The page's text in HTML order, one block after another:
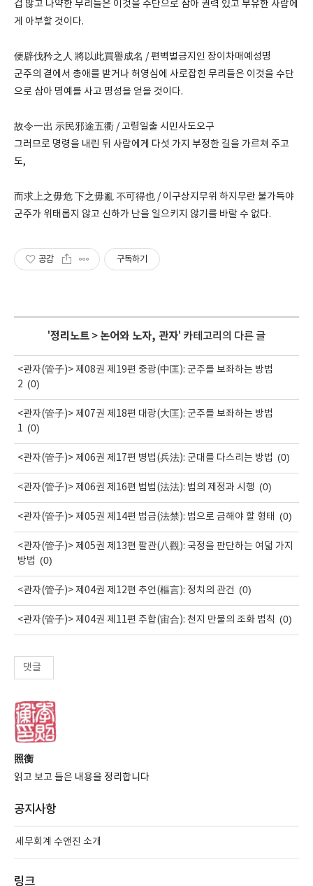
겁 많고 나약한 무리들은 이것을 수단으로 삼아 권력 있고 부유한 사람에
게 아부할 것이다.
便辟伐矜之人 將以此買譽成名 / 편벽벌긍지인 장이차매예성명
군주의 곁에서 총애를 받거나 허영심에 사로잡힌 무리들은 이것을 수단
으로 삼아 명예를 사고 명성을 얻을 것이다.
故令一出 示民邪途五衢 / 고령일출 시민사도오구
그러므로 명령을 내린 뒤 사람에게 다섯 가지 부정한 길을 가르쳐 주고
도,
而求上之毋危 下之毋亂 不可得也 / 이구상지무위 하지무란 불가득야
군주가 위태롭지 않고 신하가 난을 일으키지 않기를 바랄 수 없다.
공감 구독하기
'정리노트 > 논어와 노자, 관자' 카테고리의 다른 글
<관자(管子)> 제08권 제19편 중광(中匡): 군주를 보좌하는 방법
2 (0)
<관자(管子)> 제07권 제18편 대광(大匡): 군주를 보좌하는 방법
1 (0)
<관자(管子)> 제06권 제17편 병법(兵法): 군대를 다스리는 방법 (0)
<관자(管子)> 제06권 제16편 법법(法法): 법의 제정과 시행 (0)
<관자(管子)> 제05권 제14편 법금(法禁): 법으로 금해야 할 형태 (0)
<관자(管子)> 제05권 제13편 팔관(八觀): 국정을 판단하는 여덟 가지
방법 (0)
<관자(管子)> 제04권 제12편 추언(樞言): 정치의 관건 (0)
<관자(管子)> 제04권 제11편 주합(宙合): 천지 만물의 조화 법칙 (0)
댓글
照衡
읽고 보고 들은 내용을 정리합니다
공지사항
세무회계 수앤진 소개
링크